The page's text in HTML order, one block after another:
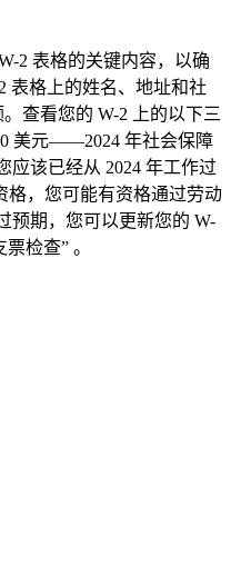
2 表格的关键内容，以确
表格上的姓名、地址和社
查看您的 W-2 上的以下三
美元——2024 年社会保障
应该已经从 2024 年工作过
格，您可能有资格通过劳动
预期，您可以更新您的 W-
检查” 。